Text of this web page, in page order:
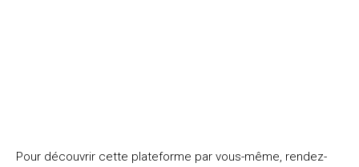
Pour découvrir cette plateforme par vous-même, rendez-